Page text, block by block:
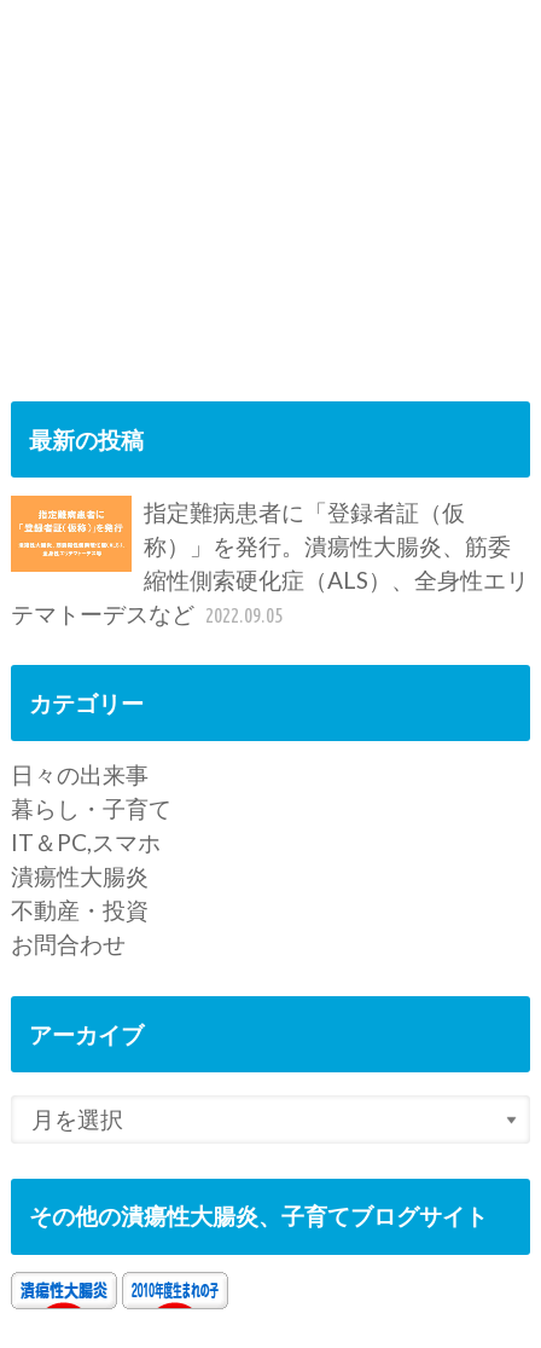
最新の投稿
指定難病患者に「登録者証（仮
称）」を発行。潰瘍性大腸炎、筋委
縮性側索硬化症（ALS）、全身性エリ
テマトーデスなど 2022.09.05
カテゴリー
日々の出来事
暮らし・子育て
IT＆PC,スマホ
潰瘍性大腸炎
不動産・投資
お問合わせ
アーカイブ
その他の潰瘍性大腸炎、子育てブログサイト